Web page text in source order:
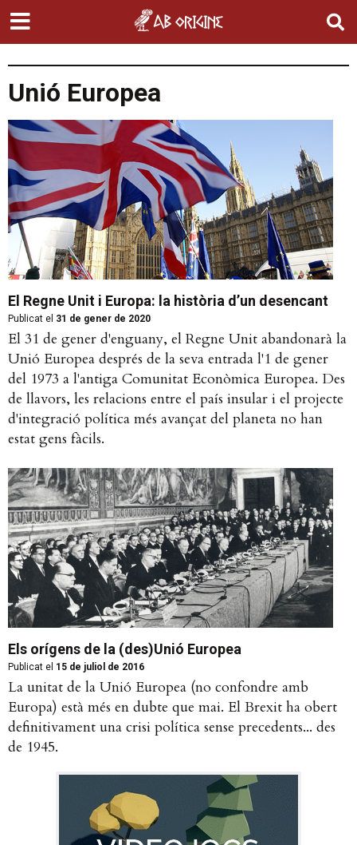
Unió Europea
El Regne Unit i Europa: la història d’un desencant
Publicat el 31 de gener de 2020
El 31 de gener d'enguany, el Regne Unit abandonarà la
Unió Europea després de la seva entrada l'1 de gener
del 1973 a l'antiga Comunitat Econòmica Europea. Des
de llavors, les relacions entre el país insular i el projecte
d'integració política més avançat del planeta no han
estat gens fàcils.
Els orígens de la (des)Unió Europea
Publicat el 15 de juliol de 2016
La unitat de la Unió Europea (no confondre amb
Europa) està més en dubte que mai. El Brexit ha obert
definitivament una crisi política sense precedents... des
de 1945.